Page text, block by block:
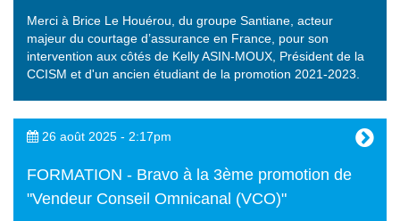
Merci à Brice Le Houérou, du groupe Santiane, acteur
majeur du courtage d’assurance en France, pour son
intervention aux côtés de Kelly ASIN-MOUX, Président de la
CCISM et d'un ancien étudiant de la promotion 2021-2023.
26 août 2025 - 2:17pm
FORMATION - Bravo à la 3ème promotion de
"Vendeur Conseil Omnicanal (VCO)"